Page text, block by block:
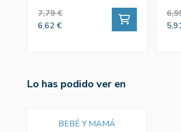
7,79 €
6,62 €
Lo has podido ver en
BEBÉ Y MAMÁ